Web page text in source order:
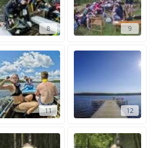
8 9
11 12